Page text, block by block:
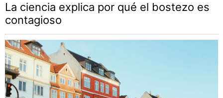
La ciencia explica por qué el bostezo es
contagioso